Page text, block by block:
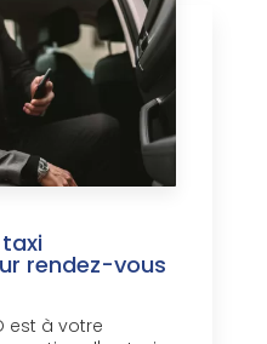
rendez-vous
est à votre